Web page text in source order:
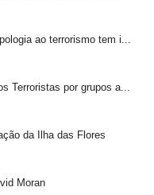
ao terrorismo tem i...
Terroristas por grupos a...
da Ilha das Flores
Moran